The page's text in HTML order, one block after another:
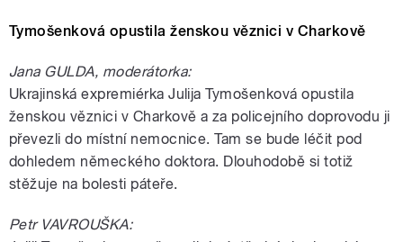
Tymošenková opustila ženskou věznici v Charkově
Jana GULDA, moderátorka:
Ukrajinská expremiérka Julija Tymošenková opustila
ženskou věznici v Charkově a za policejního doprovodu ji
převezli do místní nemocnice. Tam se bude léčit pod
dohledem německého doktora. Dlouhodobě si totiž
stěžuje na bolesti páteře.
Petr VAVROUŠKA: